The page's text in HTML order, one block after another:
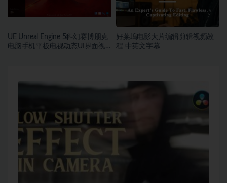
UE Unreal Engine 5科幻赛博朋克
电脑手机平板电视动态UI界面视
好莱坞电影大片编辑剪辑视频教
程 中英文字幕